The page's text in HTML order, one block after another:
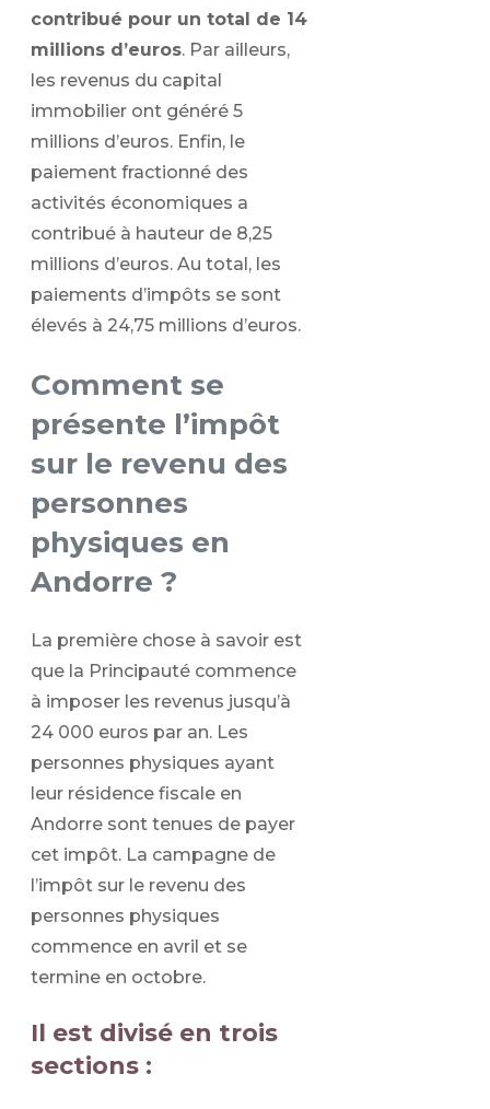
contribué pour un total de 14
millions d’euros. Par ailleurs,
les revenus du capital
immobilier ont généré 5
millions d’euros. Enfin, le
paiement fractionné des
activités économiques a
contribué à hauteur de 8,25
millions d’euros. Au total, les
paiements d’impôts se sont
élevés à 24,75 millions d’euros.
Comment se
présente l’impôt
sur le revenu des
personnes
physiques en
Andorre ?
La première chose à savoir est
que la Principauté commence
à imposer les revenus jusqu’à
24 000 euros par an. Les
personnes physiques ayant
leur résidence fiscale en
Andorre sont tenues de payer
cet impôt. La campagne de
l’impôt sur le revenu des
personnes physiques
commence en avril et se
termine en octobre.
Il est divisé en trois
sections :